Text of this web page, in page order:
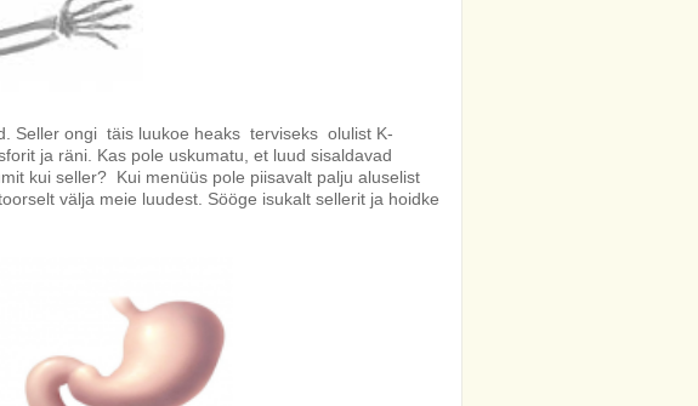
Seller ongi täis luukoe heaks terviseks olulist K-
ja räni. Kas pole uskumatu, et luud sisaldavad
kui seller? Kui menüüs pole piisavalt palju aluselist
välja meie luudest. Sööge isukalt sellerit ja hoidke